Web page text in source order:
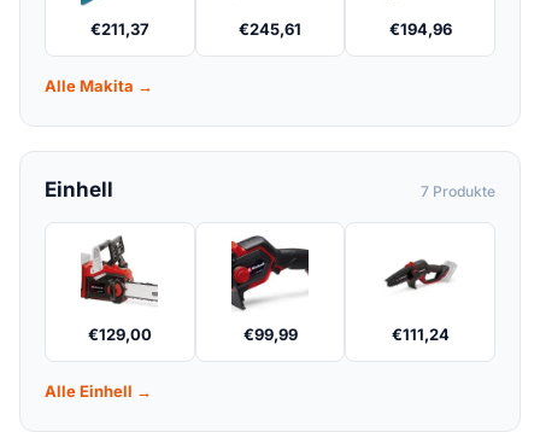
€211,37 €245,61 €194,96
Alle Makita →
Einhell 7 Produkte
€129,00 €99,99 €111,24
Alle Einhell →